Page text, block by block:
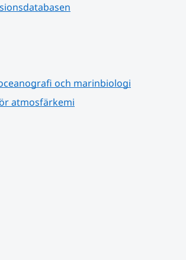
och marinbiologi
atmosfärkemi